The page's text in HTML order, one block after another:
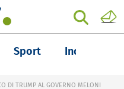
Sport Inchieste
DI TRUMP AL GOVERNO MELONI